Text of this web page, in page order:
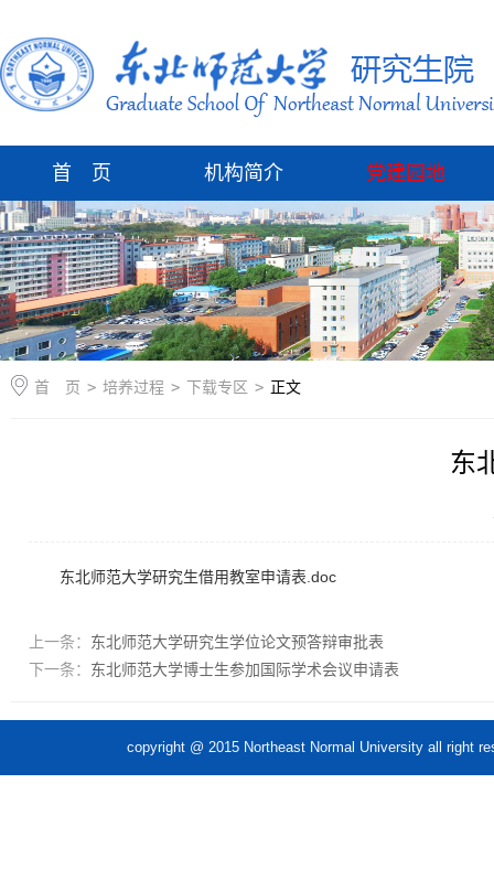
首 页 机构简介 党建园地
首 页 > 培养过程 > 下载专区 > 正文
东
东北师范大学研究生借用教室申请表.doc
上一条： 东北师范大学研究生学位论文预答辩审批表
下一条： 东北师范大学博士生参加国际学术会议申请表
copyright @ 2015 Northeast Normal University all